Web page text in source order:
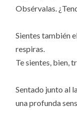
Obsérvalas.
Sientes también
respiras.
Te sientes, bien,
Sentado junto al
una profunda